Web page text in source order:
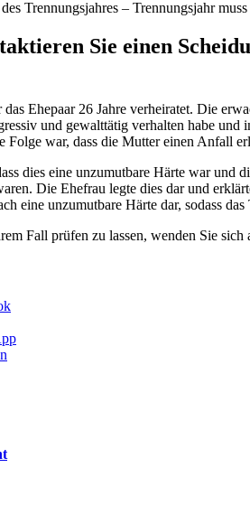
Sie einen
Ehepaar 26 Jahre verheiratet. Die
und gewalttätig verhalten habe und
Folge war, dass die Mutter einen Anfall
dies eine unzumutbare Härte war und
Die Ehefrau legte dies dar und
eine unzumutbare Härte dar, sodass
Fall prüfen zu lassen, wenden Sie sich